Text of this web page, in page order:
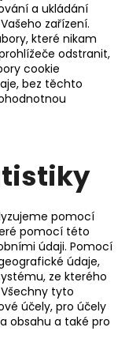
a ukládání
zařízení.
které nikam
odstranit,
cookie
bez těchto
pomocí
pomocí této
údaji. Pomocí
údaje,
ze kterého
tyto
účely, pro účely
obsahu a také pro